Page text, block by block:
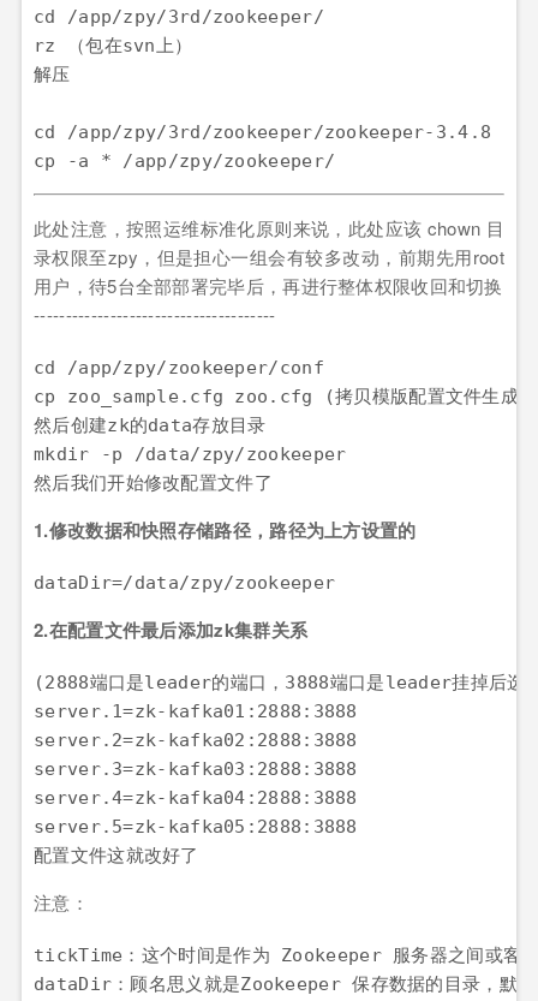
cd /app/zpy/3rd/zookeeper/
rz （包在svn上）
解压
cd /app/zpy/3rd/zookeeper/zookeeper-3.4.8
cp -a * /app/zpy/zookeeper/
此处注意，按照运维标准化原则来说，此处应该 chown 目
录权限至zpy，但是担心一组会有较多改动，前期先用root
用户，待5台全部部署完毕后，再进行整体权限收回和切换
--------------------------------------
cd /app/zpy/zookeeper/conf
cp zoo_sample.cfg zoo.cfg (拷贝模版配置文件生成新
然后创建zk的data存放目录
mkdir -p /data/zpy/zookeeper
然后我们开始修改配置文件了
1.修改数据和快照存储路径，路径为上方设置的
dataDir=/data/zpy/zookeeper
2.在配置文件最后添加zk集群关系
(2888端口是leader的端口，3888端口是leader挂掉后选
server.1=zk-kafka01:2888:3888
server.2=zk-kafka02:2888:3888
server.3=zk-kafka03:2888:3888
server.4=zk-kafka04:2888:3888
server.5=zk-kafka05:2888:3888
配置文件这就改好了
注意：
tickTime：这个时间是作为 Zookeeper 服务器之间或客
dataDir：顾名思义就是Zookeeper 保存数据的目录，默